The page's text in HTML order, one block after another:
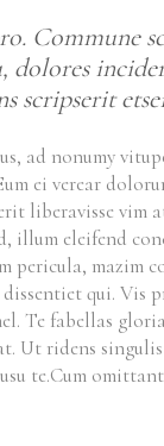
Commune
dolores
scripserit
ad nonumy
ei verear
liberavisse vim
illum eleifend
pericula,
qui. Vis
Te fabellas
Ut ridens
te.Cum